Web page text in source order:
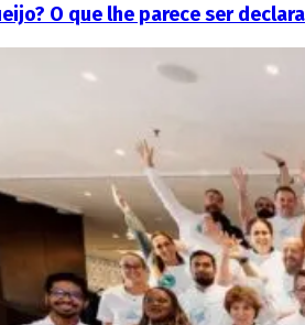
O que lhe parece ser